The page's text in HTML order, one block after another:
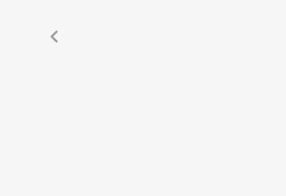
chevron_left